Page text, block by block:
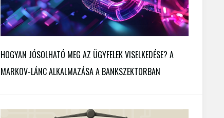
HOGYAN JÓSOLHATÓ MEG AZ ÜGYFELEK VISELKEDÉSE? A
MARKOV-LÁNC ALKALMAZÁSA A BANKSZEKTORBAN